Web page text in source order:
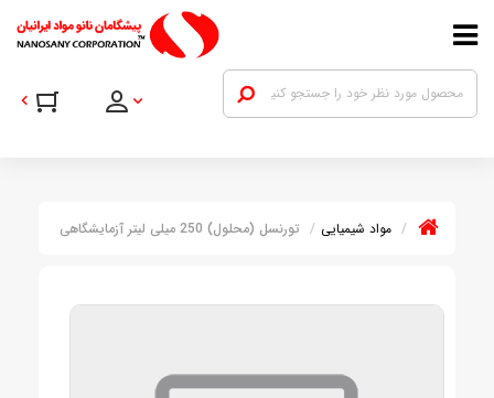
مواد شیمیایی تورنسل (محلول) 250 میلی لیتر آزمایشگاهی